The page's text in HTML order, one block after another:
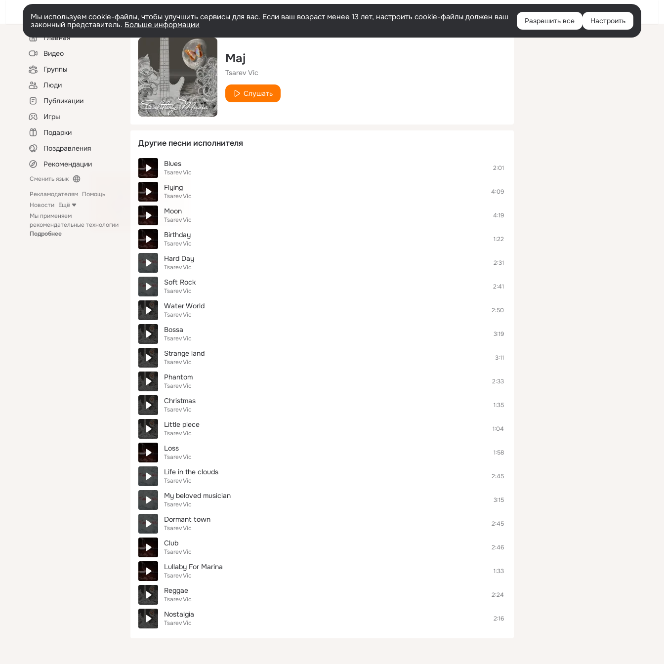
Войти
Мы используем cookie-файлы, чтобы улучшить сервисы для вас. Если ваш возраст менее 13 лет, настроить cookie-файлы должен ваш
законный представитель. Больше информации Разрешить все Настроить
Левая
колонкаГлавная
Видео
Группы
Люди
Публикации
Игры
Подарки
Поздравления
Рекомендации
Сменить язык
Рекламодателям Помощь
Новости Ещё
Мы применяем
рекомендательные технологии
Подробнее
Maj
Tsarev Vic
Слушать
Другие песни исполнителя
Blues
Tsarev Vic
2:01
Flying
Tsarev Vic
4:09
Moon
Tsarev Vic
4:19
Birthday
Tsarev Vic
1:22
Hard Day
Tsarev Vic
2:31
Soft Rock
Tsarev Vic
2:41
Water World
Tsarev Vic
2:50
Bossa
Tsarev Vic
3:19
Strange land
Tsarev Vic
3:11
Phantom
Tsarev Vic
2:33
Christmas
Tsarev Vic
1:35
Little piece
Tsarev Vic
1:04
Loss
Tsarev Vic
1:58
Life in the clouds
Tsarev Vic
2:45
My beloved musician
Tsarev Vic
3:15
Dormant town
Tsarev Vic
2:45
Club
Tsarev Vic
2:46
Lullaby For Marina
Tsarev Vic
1:33
Reggae
Tsarev Vic
2:24
Nostalgia
Tsarev Vic
2:16